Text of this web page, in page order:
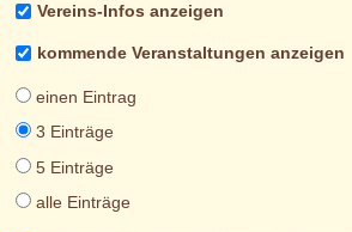
Vereins-Infos anzeigen
kommende Veranstaltungen anzeigen
einen Eintrag
3 Einträge
5 Einträge
alle Einträge